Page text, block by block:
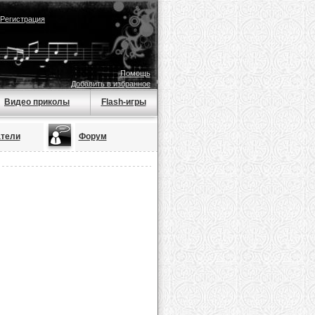
Регистрация
Помощь
Добавить в избранное
Видео приколы Flash-игры
Форум